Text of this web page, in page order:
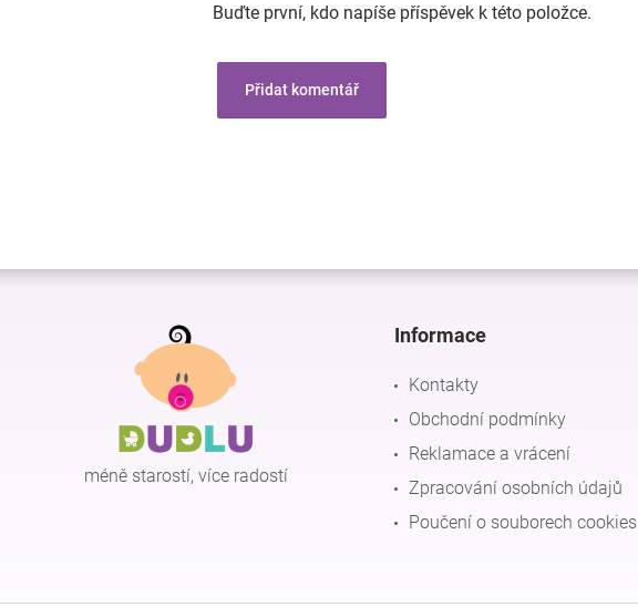
Buďte první, kdo napíše příspěvek k této položce.
Přidat komentář
Z
méně starostí, více radostí
Informace
Kontakty
Obchodní podmínky
Reklamace a vrácení
Zpracování osobních údajů
Poučení o souborech cookies